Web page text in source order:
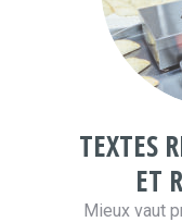
TEXTES
ET
Mieux vaut